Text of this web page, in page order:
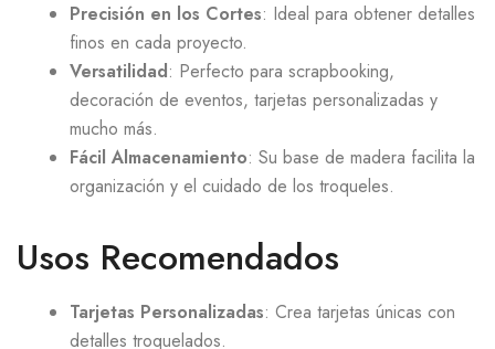
Precisión en los Cortes: Ideal para obtener detalles
finos en cada proyecto.
Versatilidad: Perfecto para scrapbooking,
decoración de eventos, tarjetas personalizadas y
mucho más.
Fácil Almacenamiento: Su base de madera facilita la
organización y el cuidado de los troqueles.
Usos Recomendados
Tarjetas Personalizadas: Crea tarjetas únicas con
detalles troquelados.